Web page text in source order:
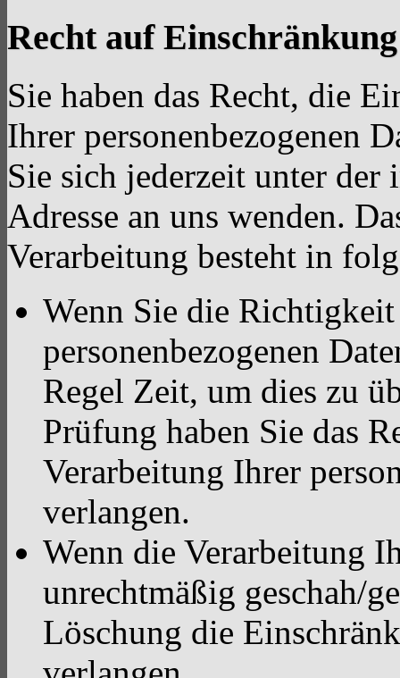
Recht auf
Sie haben das Recht, die
Ihrer personenbezogenen
Sie sich jederzeit unter der
Adresse an uns wenden.
Verarbeitung besteht in
Wenn Sie die
personenbezogenen
Regel Zeit, um dies zu
Prüfung haben Sie das
Verarbeitung Ihrer
verlangen.
Wenn die Verarbeitung
unrechtmäßig geschah/
Löschung die